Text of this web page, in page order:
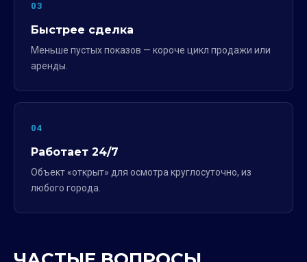
03
Быстрее сделка
Меньше пустых показов — короче цикл продажи или
аренды.
04
Работает 24/7
Объект «открыт» для осмотра круглосуточно, из
любого города.